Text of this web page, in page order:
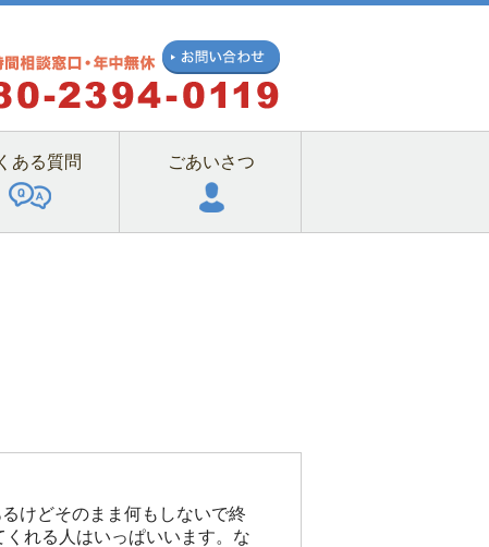
ある質問 ごあいさつ
けどそのまま何もしないで終
れる人はいっぱいいます。な